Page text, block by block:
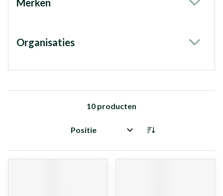
Merken
Organisaties
10 producten
Sorteer op: